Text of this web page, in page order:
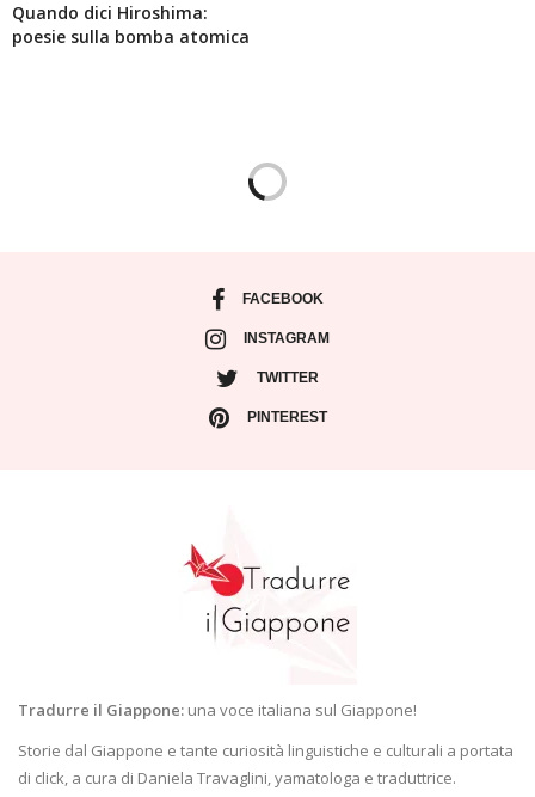
Quando dici Hiroshima:
poesie sulla bomba atomica
FACEBOOK
INSTAGRAM
TWITTER
PINTEREST
Tradurre il Giappone: una voce italiana sul Giappone!
Storie dal Giappone e tante curiosità linguistiche e culturali a portata
di click, a cura di Daniela Travaglini, yamatologa e traduttrice.